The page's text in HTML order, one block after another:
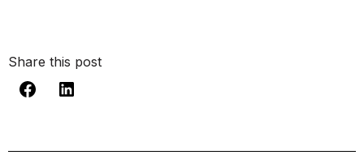
Share this post